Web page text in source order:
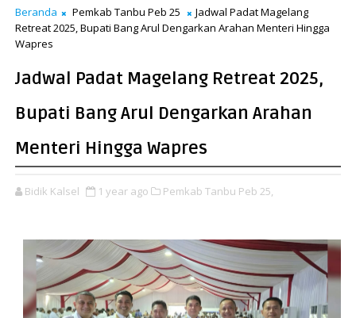
Beranda Pemkab Tanbu Peb 25
Jadwal Padat Magelang
Retreat 2025, Bupati Bang Arul Dengarkan Arahan Menteri Hingga
Wapres
Jadwal Padat Magelang Retreat 2025,
Bupati Bang Arul Dengarkan Arahan
Menteri Hingga Wapres
Bidik Kalsel 1 year ago Pemkab Tanbu Peb 25,